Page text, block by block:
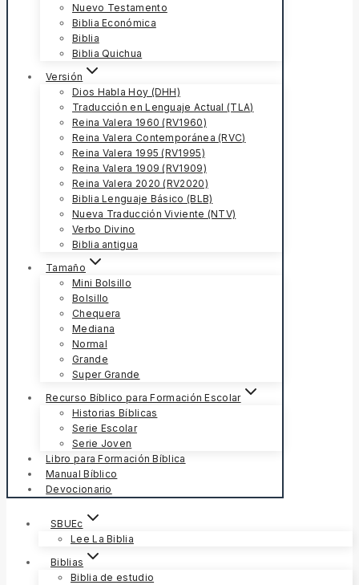
Nuevo Testamento
Biblia Económica
Biblia
Biblia Quichua
Versión
Dios Habla Hoy (DHH)
Traducción en Lenguaje Actual (TLA)
Reina Valera 1960 (RV1960)
Reina Valera Contemporánea (RVC)
Reina Valera 1995 (RV1995)
Reina Valera 1909 (RV1909)
Reina Valera 2020 (RV2020)
Biblia Lenguaje Básico (BLB)
Nueva Traducción Viviente (NTV)
Verbo Divino
Biblia antigua
Tamaño
Mini Bolsillo
Bolsillo
Chequera
Mediana
Normal
Grande
Super Grande
Recurso Bíblico para Formación Escolar
Historias Bíblicas
Serie Escolar
Serie Joven
Libro para Formación Bíblica
Manual Bíblico
Devocionario
SBUEc
Lee La Biblia
Biblias
Biblia de estudio